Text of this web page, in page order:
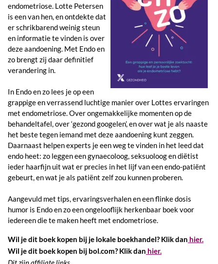
endometriose. Lotte Petersen
is een van hen, en ontdekte dat
er schrikbarend weinig steun
en informatie te vinden is over
deze aandoening. Met Endo en
zo brengt zij daar definitief
verandering in.
In Endo en zo lees je op een
grappige en verrassend luchtige manier over Lottes ervaringen
met endometriose. Over ongemakkelijke momenten op de
behandeltafel, over ‘gezond googelen’, en over wat je als naaste
het beste tegen iemand met deze aandoening kunt zeggen.
Daarnaast helpen experts je een weg te vinden in het leed dat
endo heet: zo leggen een gynaecoloog, seksuoloog en diëtist
ieder haarfijn uit wat er precies in het lijf van een endo-patiënt
gebeurt, en wat je als patiënt zelf zou kunnen proberen.
Aangevuld met tips, ervaringsverhalen en een flinke dosis
humor is Endo en zo een ongelooflijk herkenbaar boek voor
iedereen die te maken heeft met endometriose.
Wil je dit boek kopen bij je lokale boekhandel? Klik dan hier.
Wil je dit boek kopen bij bol.com? Klik dan hier.